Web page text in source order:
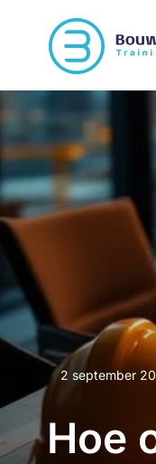
2 september
Hoe